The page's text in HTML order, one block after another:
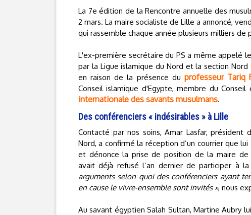
La 7e édition de la Rencontre annuelle des
2 mars. La maire socialiste de Lille a annoncé,
qui rassemble chaque année plusieurs milliers de
L'ex-première secrétaire du PS a même appelé
par la Ligue islamique du Nord et la section Nord
en raison de la présence du professeur Tariq
Conseil islamique d'Egypte, membre du
internationale des savants musulmans.
Des conférenciers « indésirables » à Lille
Contacté par nos soins, Amar Lasfar, président
Nord, a confirmé la réception d’un courrier que
et dénonce la prise de position de la maire de
avait déjà refusé l’an dernier de participer à la
arguments selon quoi des conférenciers ayant
en cause le vivre-ensemble sont invités », nous
Au savant égyptien Salah Sultan, Martine Aubry